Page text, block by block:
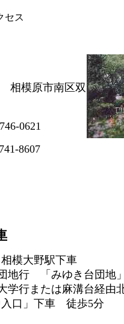
セス
相模原市南区双
0621
8607
模大野駅下車
地行 「みゆき台団地
学行または麻溝台経由
入口」下車 徒歩5分